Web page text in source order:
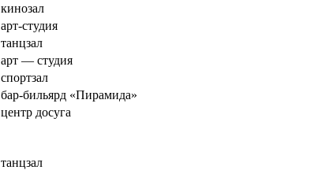
кинозал
арт-студия
танцзал
арт — студия
спортзал
бар-бильярд «Пирамида»
центр досуга
танцзал